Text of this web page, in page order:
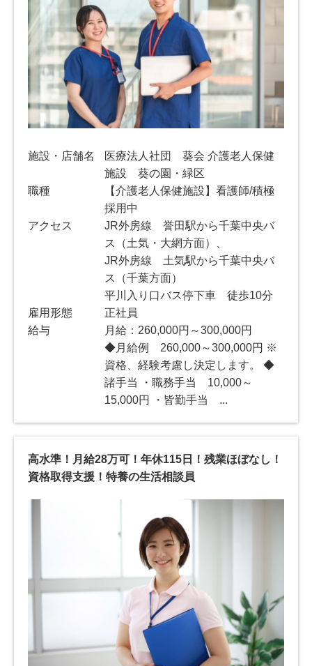
施設・店舗名
医療法人社団 葵会 介護老人保健
施設 葵の園・緑区
職種
【介護老人保健施設】看護師/積極
採用中
アクセス
JR外房線 誉田駅から千葉中央バ
ス（土気・大網方面）、
JR外房線 土気駅から千葉中央バ
ス（千葉方面）
平川入り口バス停下車 徒歩10分
雇用形態
正社員
給与
月給：260,000円～300,000円
◆月給例 260,000～300,000円 ※
資格、経験考慮し決定します。 ◆
諸手当 ・職務手当 10,000～
15,000円 ・皆勤手当 ...
高水準！月給28万可！年休115日！残業ほぼなし！
資格取得支援！特養の生活相談員